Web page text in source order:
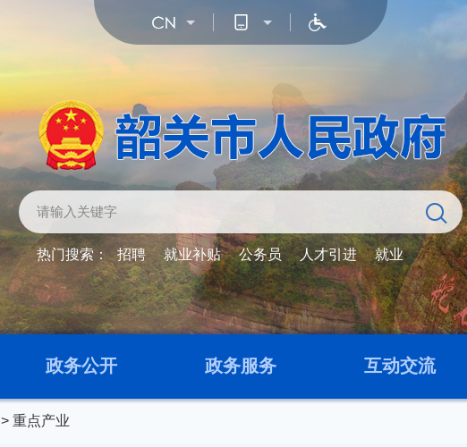
热门搜索： 招聘 就业补贴 公务员 人才引进 就业
政务公开 政务服务 互动交流
> 重点产业